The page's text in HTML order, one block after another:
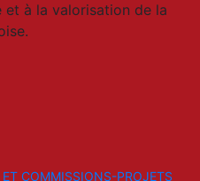
et à la valorisation de la
COMMISSIONS-PROJETS